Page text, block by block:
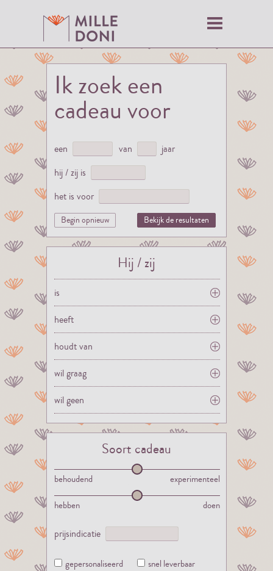
Ik zoek een
cadeau voor
een van
jaar
hij / zij is
het is voor
Begin opnieuw Bekijk de resultaten
Hij / zij
is
heeft
houdt van
wil graag
wil geen
Soort cadeau
behoudend experimenteel
hebben doen
prijsindicatie
gepersonaliseerd
snel leverbaar